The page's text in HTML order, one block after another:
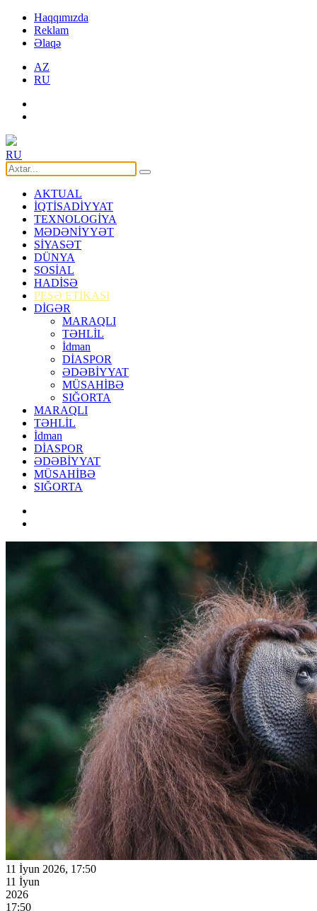
Haqqımızda
Reklam
Əlaqə
AZ
RU
RU
AKTUAL
İQTİSADİYYAT
TEXNOLOGİYA
MƏDƏNİYYƏT
SİYASƏT
DÜNYA
SOSİAL
HADİSƏ
PEŞƏ ETİKASI
DİGƏR
MARAQLI
TƏHLİL
İdman
DİASPOR
ƏDƏBİYYAT
MÜSAHİBƏ
SIĞORTA
MARAQLI
TƏHLİL
İdman
DİASPOR
ƏDƏBİYYAT
MÜSAHİBƏ
SIĞORTA
11 İyun 2026, 17:50
11 İyun
2026
17:50